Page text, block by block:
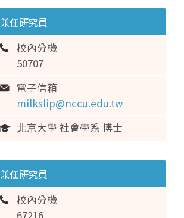
兼任研究員
校內分機
50707
電子信箱
milkslip@nccu.edu.tw
北京大學 社會學系 博士
兼任研究員
校內分機
67216